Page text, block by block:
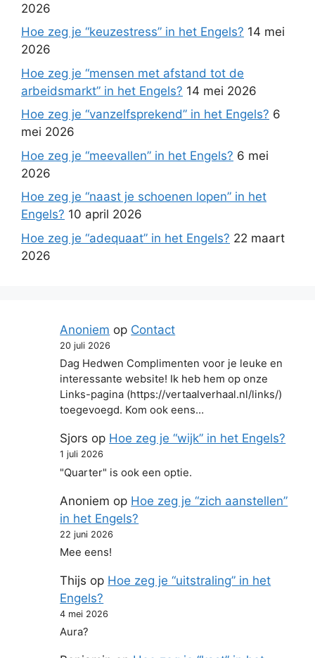
2026
Hoe zeg je “keuzestress” in het Engels? 14 mei
2026
Hoe zeg je “mensen met afstand tot de
arbeidsmarkt” in het Engels? 14 mei 2026
Hoe zeg je “vanzelfsprekend” in het Engels? 6
mei 2026
Hoe zeg je “meevallen” in het Engels? 6 mei
2026
Hoe zeg je “naast je schoenen lopen” in het
Engels? 10 april 2026
Hoe zeg je “adequaat” in het Engels? 22 maart
2026
Anoniem op Contact
20 juli 2026
Dag Hedwen Complimenten voor je leuke en
interessante website! Ik heb hem op onze
Links-pagina (https://vertaalverhaal.nl/links/)
toegevoegd. Kom ook eens…
Sjors op Hoe zeg je “wijk” in het Engels?
1 juli 2026
"Quarter" is ook een optie.
Anoniem op Hoe zeg je “zich aanstellen”
in het Engels?
22 juni 2026
Mee eens!
Thijs op Hoe zeg je “uitstraling” in het
Engels?
4 mei 2026
Aura?